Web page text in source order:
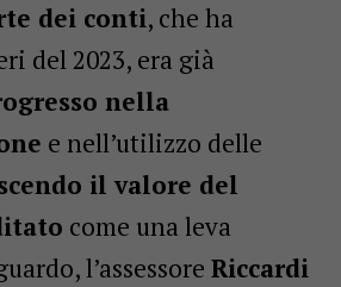
dei conti, che ha
del 2023, era già
nella
e nell’utilizzo delle
il valore del
come una leva
l’assessore Riccardi